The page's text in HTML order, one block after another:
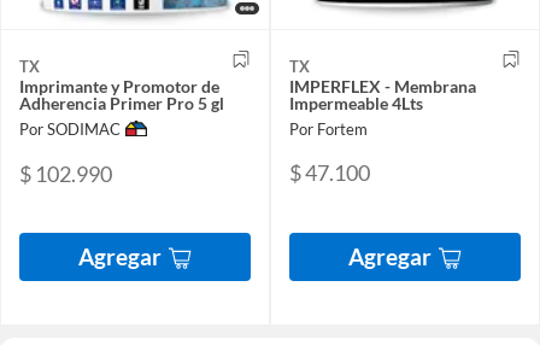
TX
Imprimante y Promotor de
Adherencia Primer Pro 5 gl
Por SODIMAC
$ 102.990
Agregar
TX
IMPERFLEX - Membrana
Impermeable 4Lts
Por Fortem
$ 47.100
Agregar